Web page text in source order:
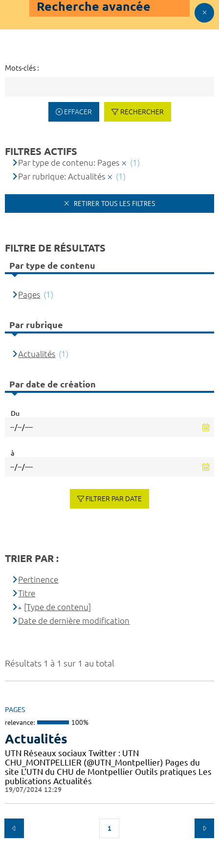
Recherche avancée
Mots-clés :
EFFACER RECHERCHER
Résultats 1 à 1 sur 1 au total
PAGES
relevance: 100%
Actualités
UTN Réseaux sociaux Twitter : UTN
CHU_MONTPELLIER (@UTN_Montpellier) Pages du
site L'UTN du CHU de Montpellier Outils pratiques Les
publications Actualités
19/07/2024 12:29
1
FILTRES ACTIFS
Par type de contenu: Pages
(1)
Par rubrique: Actualités
(1)
RETIRER TOUS LES FILTRES
FILTRE DE RÉSULTATS
Par type de contenu
Pages (1)
Par rubrique
Actualités (1)
Par date de création
Du
à
FILTRER PAR DATE
TRIER PAR :
Pertinence
Titre
[Type de contenu]
Date de dernière modification